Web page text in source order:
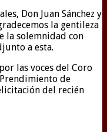
Don Juan Sánchez y
la gentileza
la solemnidad con
a esta.
las voces del Coro
de
del recién